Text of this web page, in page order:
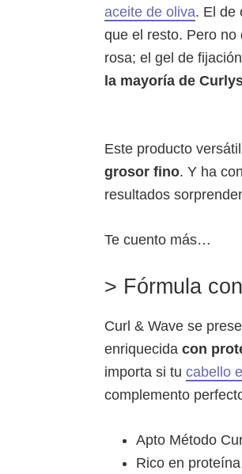
aceite de oliva. El de
que el resto. Pero
rosa; el gel de
la mayoría de
Este producto
grosor fino. Y ha
resultados
Te cuento más…
> Fórmula
Curl & Wave se
enriquecida con
importa si tu cabello
complemento
Apto Método
Rico en proteína